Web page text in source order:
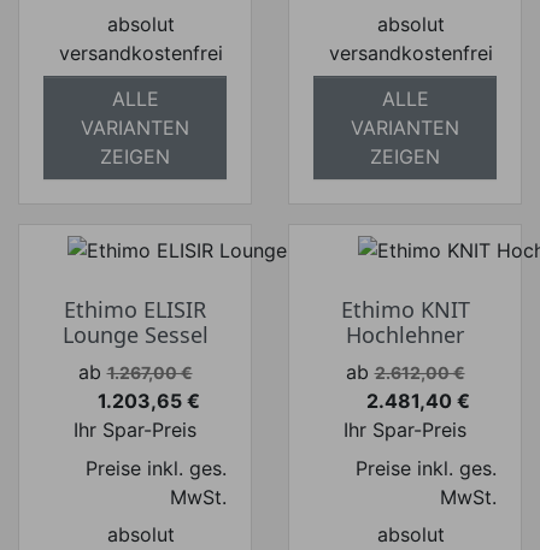
absolut
versandkostenfrei
ALLE
VARIANTEN
ZEIGEN
absolut
versandkostenfrei
ALLE
VARIANTEN
ZEIGEN
Ethimo ELISIR
Lounge Sessel
Verkaufspreis
ab 1.267,00 €
Preis
1.203,65 €
Ihr Spar-Preis
Preise inkl. ges.
MwSt.
absolut
Ethimo KNIT
Hochlehner
Verkaufspreis
ab 2.612,00 €
Preis
2.481,40 €
Ihr Spar-Preis
Preise inkl. ges.
MwSt.
absolut